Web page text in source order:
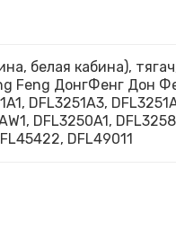
белая кабина),
Feng ДонгФенг Дон
DFL3251A3,
DFL3250A1,
DFL49011